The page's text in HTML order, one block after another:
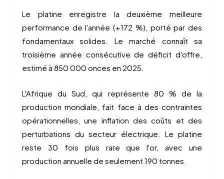
Le platine enregistre la deuxième meilleure
performance de l'année (+172 %), porté par des
fondamentaux solides. Le marché connaît sa
troisième année consécutive de déficit d'offre,
estimé à 850 000 onces en 2025.
L'Afrique du Sud, qui représente 80 % de la
production mondiale, fait face à des contraintes
opérationnelles, une inflation des coûts et des
perturbations du secteur électrique. Le platine
reste 30 fois plus rare que l'or, avec une
production annuelle de seulement 190 tonnes.